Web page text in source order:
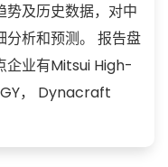
势及历史数据，对中
分析和预测。 报告盘
企业有Mitsui High-
， Dynacraft